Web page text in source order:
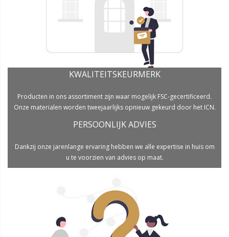
KWALITEITSKEURMERK
Producten in ons assortiment zijn waar mogelijk FSC-gecertificeerd.
Onze materialen worden tweejaarlijks opnieuw gekeurd door het ICN.
PERSOONLIJK ADVIES
Dankzij onze jarenlange ervaring hebben we alle expertise in huis om
u te voorzien van advies op maat.